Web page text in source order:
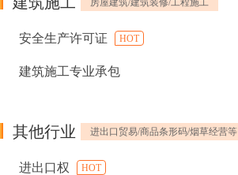
安全生产许可证 HOT
建筑施工专业承包
其他行业 进出口贸易/商品条形码/烟草经营等
进出口权 HOT